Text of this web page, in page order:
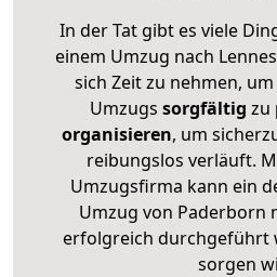
In der Tat gibt es viele
einem Umzug nach
sich Zeit zu nehmen,
Umzugs sorgfältig zu
organisieren, um
reibungslos verläuft.
Umzugsfirma kann ein
Umzug von Paderborn
erfolgreich durchgeführt
sorgen